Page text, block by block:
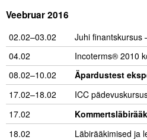
Videod
Kontakt
Liitu meililistiga
Oskusteave
Veebruar 2016
02.02–03.02
Juhi finantskursus
04.02
Incoterms® 2010
08.02–10.02
Äpardustest
17.02–18.02
ICC
17.02
18.02
Läbirääkimised ja